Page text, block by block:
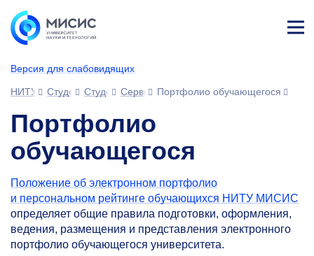
Версия для слабовидящих
ине
НИТУ МИСИС
СтудентамСтуденческий офис
Сервисы для обучающихся
Портфолио обучающегося
Портфолио
обучающегося
Положение об электронном портфолио
и персональном рейтинге обучающихся НИТУ МИСИС
определяет общие правила подготовки, оформления,
ведения, размещения и представления электронного
портфолио обучающегося университета.